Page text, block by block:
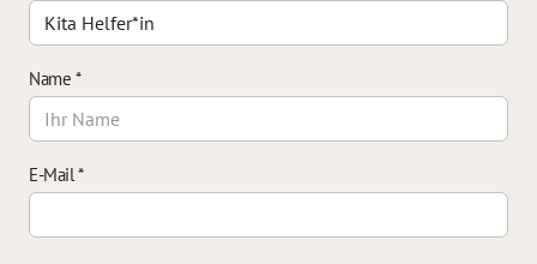
Name *
E-Mail*